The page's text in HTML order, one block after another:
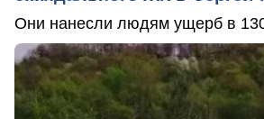
Они нанесли людям ущерб в